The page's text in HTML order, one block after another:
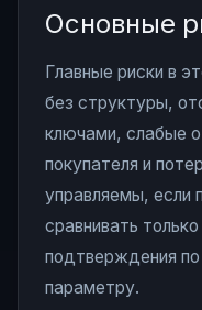
Основные
Главные риски в
без структуры,
ключами, слабые
покупателя и
управляемы, если
сравнивать
подтверждения
параметру.